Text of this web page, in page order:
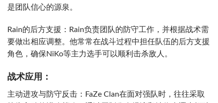
是团队信心的源泉。
Rain的后方支援：Rain负责团队的防守工作，并根据战术需
要做出相应调整。他常常在战斗过程中担任队伍的后方支援
角色，确保NiKo等主力选手可以顺利击杀敌人。
战术应用：
主动进攻与防守反击：FaZe Clan在面对强队时，往往采取